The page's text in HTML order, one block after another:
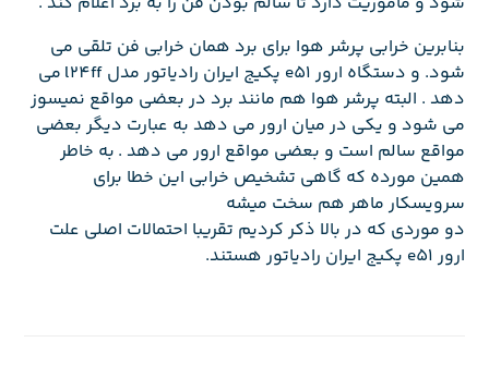
بنابرین خرابی پرشر هوا برای برد همان خرابی فن تلقی می
شود. و دستگاه ارور e51 پکیج ایران رادیاتور مدل l24ff می
دهد . البته پرشر هوا هم مانند برد در بعضی مواقع نمیسوز
می شود و یکی در میان ارور می دهد به عبارت دیگر بعضی
مواقع سالم است و بعضی مواقع ارور می دهد . به خاطر
همین مورده که گاهی تشخیص خرابی این خطا برای
سرویسکار ماهر هم سخت میشه
دو موردی که در بالا ذکر کردیم تقریبا احتمالات اصلی علت
ارور e51 پکیج ایران رادیاتور هستند.